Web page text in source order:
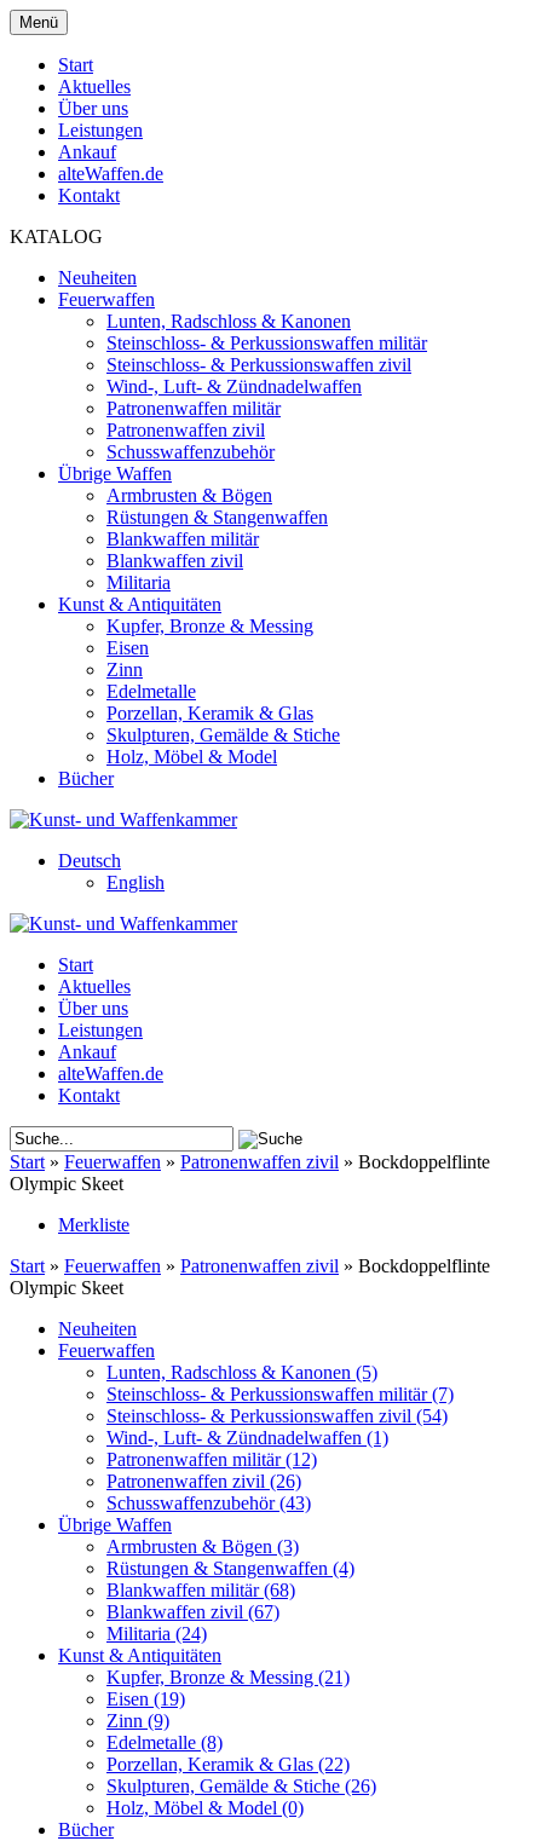
Menü
Start
Aktuelles
Über uns
Leistungen
Ankauf
alteWaffen.de
Kontakt
KATALOG
Neuheiten
Feuerwaffen
Lunten, Radschloss & Kanonen
Steinschloss- & Perkussionswaffen militär
Steinschloss- & Perkussionswaffen zivil
Wind-, Luft- & Zündnadelwaffen
Patronenwaffen militär
Patronenwaffen zivil
Schusswaffenzubehör
Übrige Waffen
Armbrusten & Bögen
Rüstungen & Stangenwaffen
Blankwaffen militär
Blankwaffen zivil
Militaria
Kunst & Antiquitäten
Kupfer, Bronze & Messing
Eisen
Zinn
Edelmetalle
Porzellan, Keramik & Glas
Skulpturen, Gemälde & Stiche
Holz, Möbel & Model
Bücher
Deutsch
English
Start
Aktuelles
Über uns
Leistungen
Ankauf
alteWaffen.de
Kontakt
Start » Feuerwaffen » Patronenwaffen zivil » Bockdoppelflinte
Olympic Skeet
Merkliste
Start » Feuerwaffen » Patronenwaffen zivil » Bockdoppelflinte
Olympic Skeet
Neuheiten
Feuerwaffen
Lunten, Radschloss & Kanonen (5)
Steinschloss- & Perkussionswaffen militär(7)
Steinschloss- & Perkussionswaffen zivil (54)
Wind-, Luft- & Zündnadelwaffen (1)
Patronenwaffen militär(12)
Patronenwaffen zivil (26)
Schusswaffenzubehör(43)
Übrige Waffen
Armbrusten & Bögen (3)
Rüstungen & Stangenwaffen (4)
Blankwaffen militär(68)
Blankwaffen zivil (67)
Militaria (24)
Kunst & Antiquitäten
Kupfer, Bronze & Messing (21)
Eisen (19)
Zinn (9)
Edelmetalle (8)
Porzellan, Keramik & Glas (22)
Skulpturen, Gemälde & Stiche (26)
Holz, Möbel & Model (0)
Bücher